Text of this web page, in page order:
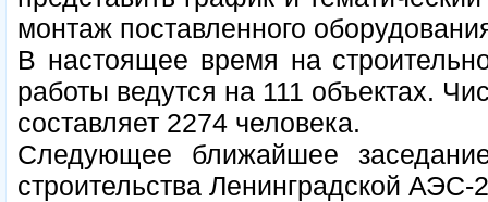
монтаж поставленного
В настоящее время на
работы ведутся на 111 объектах.
составляет 2274 человека.
Следующее ближайшее
строительства Ленинградской АЭС-